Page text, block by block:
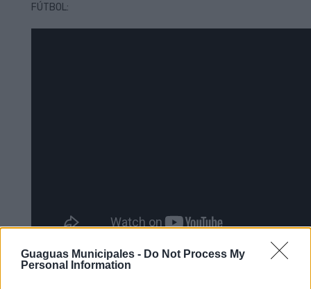
Guaguas Municipales - Do Not Process My
Personal Information
FÚTBOL: